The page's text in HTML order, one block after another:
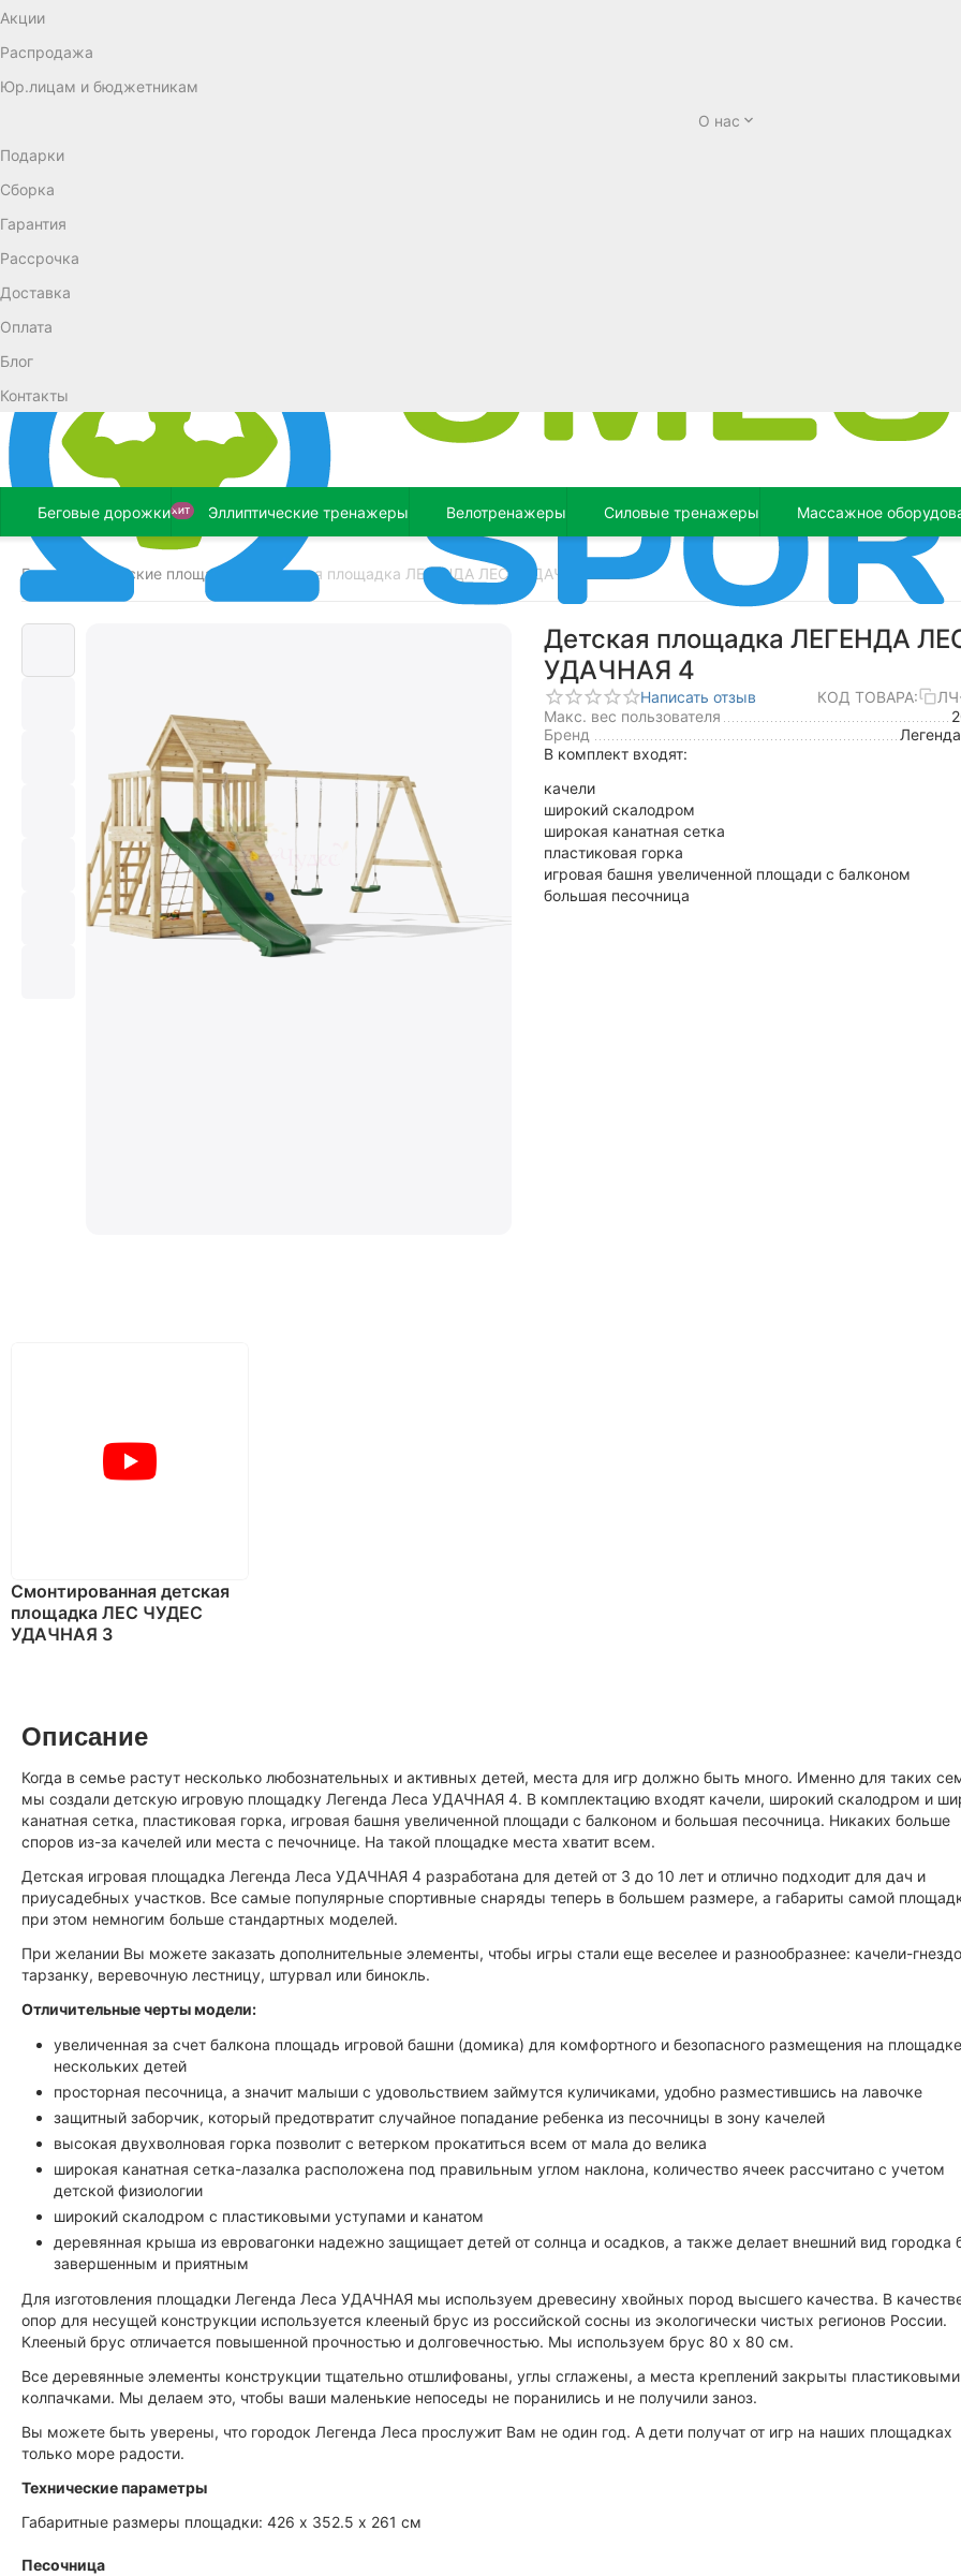
Акции
Распродажа
Юр.лицам и бюджетникам
О нас
Подарки
Сборка
Гарантия
Рассрочка
Доставка
Оплата
Блог
Контакты
Беговые дорожкиХИТ Эллиптические тренажеры Велотренажеры Силовые тренажеры Массажное
Главная Детские площадки Детская площадка ЛЕГЕНДА ЛЕСА УДАЧНАЯ 4
Детская площадка ЛЕГЕНДА
УДАЧНАЯ 4
Написать отзыв КОД ТОВАРА:
Макс. вес пользователя
Бренд
В комплект входят:
качели
широкий скалодром
широкая канатная сетка
пластиковая горка
игровая башня увеличенной площади с балконом
большая песочница
Смонтированная детская
площадка ЛЕС ЧУДЕС
УДАЧНАЯ 3
Описание
Когда в семье растут несколько любознательных и активных детей, места для игр должно быть много. Именно для таких
мы создали детскую игровую площадку Легенда Леса УДАЧНАЯ 4. В комплектацию входят качели, широкий скалодром и
канатная сетка, пластиковая горка, игровая башня увеличенной площади с балконом и большая песочница. Никаких больше
споров из-за качелей или места с печочнице. На такой площадке места хватит всем.
Детская игровая площадка Легенда Леса УДАЧНАЯ 4 разработана для детей от 3 до 10 лет и отлично подходит для дач и
приусадебных участков. Все самые популярные спортивные снаряды теперь в большем размере, а габариты самой
при этом немногим больше стандартных моделей.
При желании Вы можете заказать дополнительные элементы, чтобы игры стали еще веселее и разнообразнее: качели-
тарзанку, веревочную лестницу, штурвал или бинокль.
Отличительные черты модели:
увеличенная за счет балкона площадь игровой башни (домика) для комфортного и безопасного размещения на площадке
нескольких детей
просторная песочница, а значит малыши с удовольствием займутся куличиками, удобно разместившись на лавочке
защитный заборчик, который предотвратит случайное попадание ребенка из песочницы в зону качелей
высокая двухволновая горка позволит с ветерком прокатиться всем от мала до велика
широкая канатная сетка-лазалка расположена под правильным углом наклона, количество ячеек рассчитано с учетом
детской физиологии
широкий скалодром с пластиковыми уступами и канатом
деревянная крыша из евровагонки надежно защищает детей от солнца и осадков, а также делает внешний вид городка
завершенным и приятным
Для изготовления площадки Легенда Леса УДАЧНАЯ мы используем древесину хвойных пород высшего качества. В
опор для несущей конструкции используется клееный брус из российской сосны из экологически чистых регионов России.
Клееный брус отличается повышенной прочностью и долговечностью. Мы используем брус 80 х 80 см.
Все деревянные элементы конструкции тщательно отшлифованы, углы сглажены, а места креплений закрыты пластиковыми
колпачками. Мы делаем это, чтобы ваши маленькие непоседы не поранились и не получили заноз.
Вы можете быть уверены, что городок Легенда Леса прослужит Вам не один год. А дети получат от игр на наших площадках
только море радости.
Технические параметры
Габаритные размеры площадки: 426 х 352.5 х 261 см
Песочница